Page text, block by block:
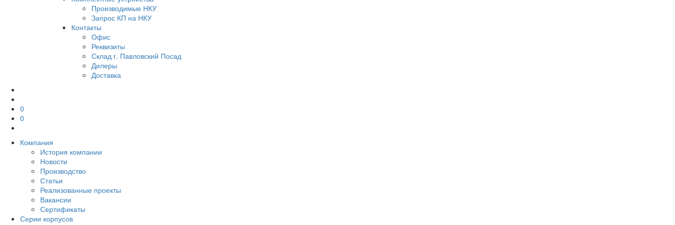
Производимые НКУ
Запрос КП на НКУ
Контакты
Офис
Реквизиты
Склад г. Павловский Посад
Дилеры
Доставка
0
0
Компания
История компании
Новости
Производство
Статьи
Реализованные проекты
Вакансии
Сертификаты
Серии корпусов